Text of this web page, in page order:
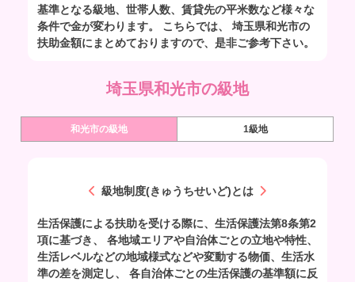
基準となる級地、世帯人数、賃貸先の平米数など様々な
条件で金が変わります。 こちらでは、 埼玉県和光市の
扶助金額にまとめておりますので、是非ご参考下さい。
埼玉県和光市の級地
和光市の級地 1級地
級地制度(きゅうちせいど)とは
生活保護による扶助を受ける際に、生活保護法第8条第2
項に基づき、 各地域エリアや自治体ごとの立地や特性、
生活レベルなどの地域様式などや変動する物価、生活水
準の差を測定し、 各自治体ごとの生活保護の基準額に反